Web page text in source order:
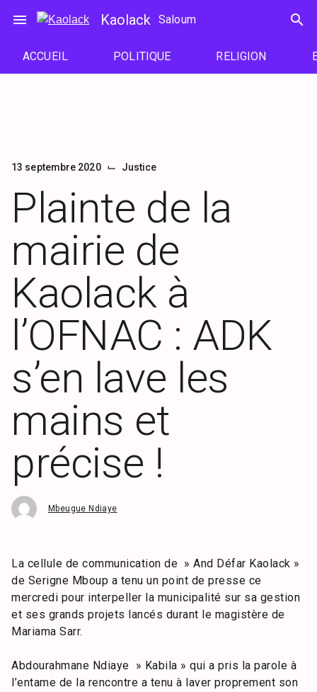
menu Kaolack Saloum search
ACCUEIL POLITIQUE RELIGION
13 septembre 2020 ⌙ Justice
Plainte de la
mairie de
Kaolack à
l’OFNAC : ADK
s’en lave les
mains et
précise !
Mbeugue Ndiaye
La cellule de communication de » And Défar Kaolack »
de Serigne Mboup a tenu un point de presse ce
mercredi pour interpeller la municipalité sur sa gestion
et ses grands projets lancés durant le magistère de
Mariama Sarr.
Abdourahmane Ndiaye » Kabila » qui a pris la parole à
l’entame de la rencontre a tenu à laver proprement son